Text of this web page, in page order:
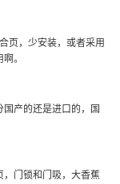
页，少安装，或者采用
。
产的还是进口的，国
，门锁和门吸，大香蕉